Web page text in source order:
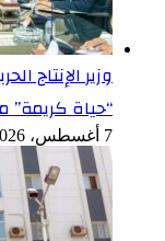
وزير الإنتاج
“حياة كريمة”
7 أغسطس، 2026